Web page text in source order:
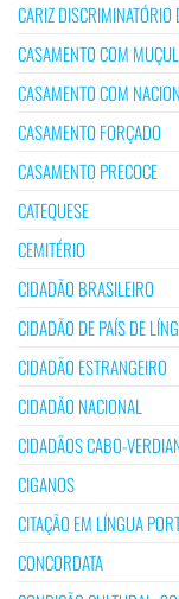
CARIZ DISCRIMINATÓRIO
CASAMENTO COM
CASAMENTO COM
CASAMENTO FORÇADO
CASAMENTO PRECOCE
CATEQUESE
CEMITÉRIO
CIDADÃO BRASILEIRO
CIDADÃO DE PAÍS DE
CIDADÃO ESTRANGEIRO
CIDADÃO NACIONAL
CIDADÃOS CABO-
CIGANOS
CITAÇÃO EM LÍNGUA
CONCORDATA